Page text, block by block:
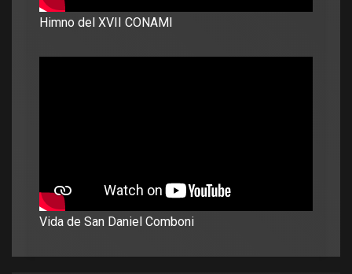
Himno del XVII CONAMI
Vida de San Daniel Comboni